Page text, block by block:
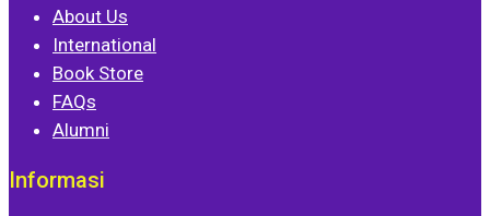
About Us
International
Book Store
FAQs
Alumni
Informasi